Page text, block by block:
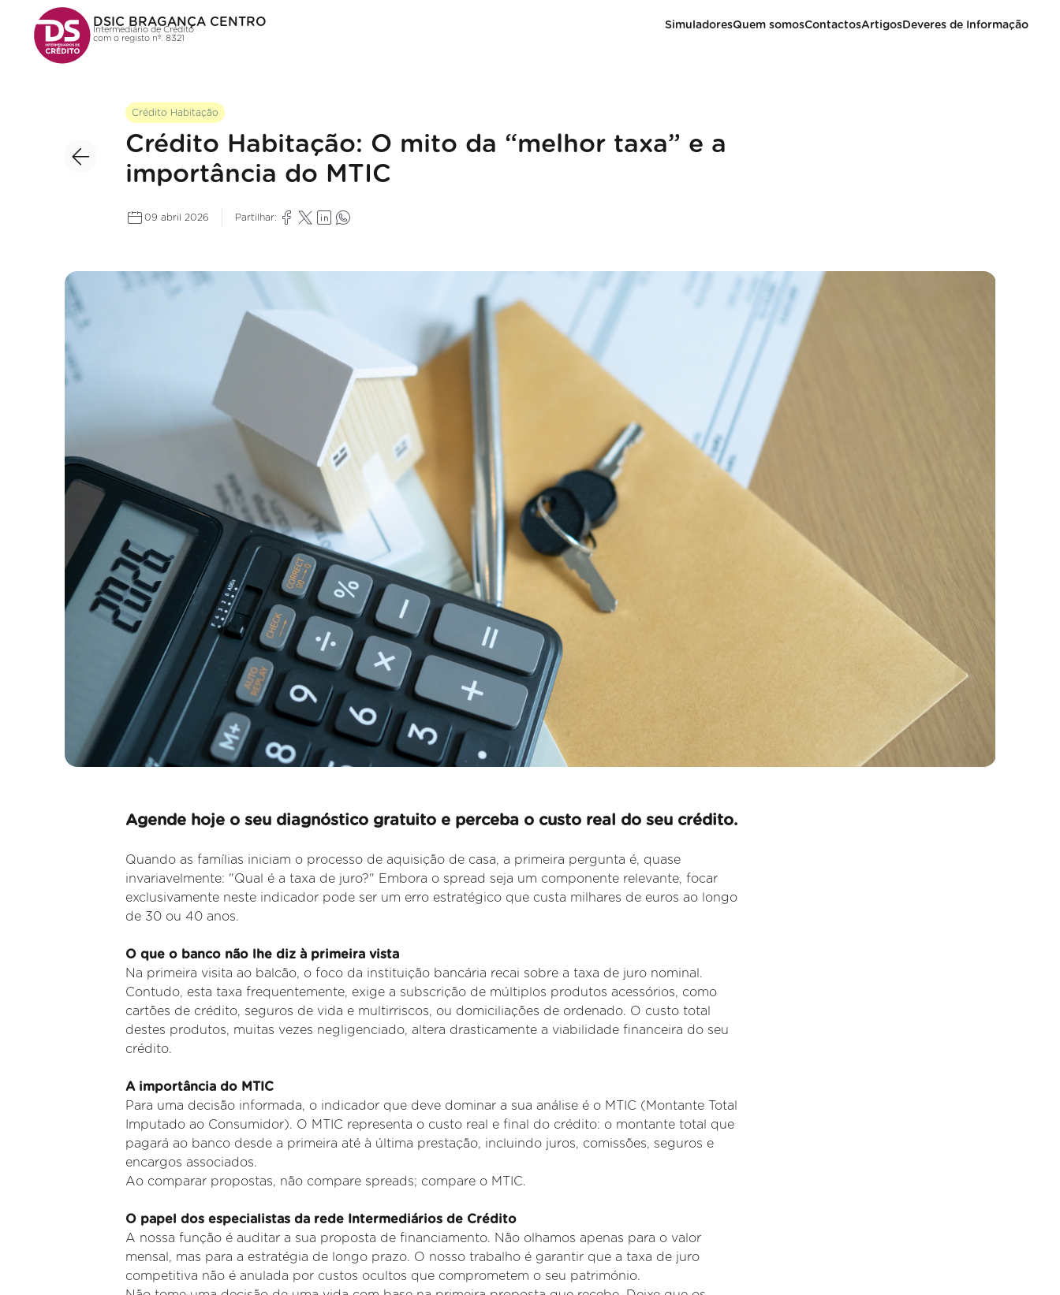
DSIC BRAGANÇA CENTRO
Intermediário de Crédito
com o registo nº. 8321
SimuladoresQuem somosContactosArtigosDeveres de Informação
Crédito Habitação
Crédito Habitação: O mito da “melhor taxa” e a
importância do MTIC
09 abril 2026 Partilhar:
Agende hoje o seu diagnóstico gratuito e perceba o custo real do seu crédito.
Quando as famílias iniciam o processo de aquisição de casa, a primeira pergunta é, quase
invariavelmente: "Qual é a taxa de juro?" Embora o spread seja um componente relevante, focar
exclusivamente neste indicador pode ser um erro estratégico que custa milhares de euros ao longo
de 30 ou 40 anos.
O que o banco não lhe diz à primeira vista
Na primeira visita ao balcão, o foco da instituição bancária recai sobre a taxa de juro nominal.
Contudo, esta taxa frequentemente, exige a subscrição de múltiplos produtos acessórios, como
cartões de crédito, seguros de vida e multirriscos, ou domiciliações de ordenado. O custo total
destes produtos, muitas vezes negligenciado, altera drasticamente a viabilidade financeira do seu
crédito.
A importância do MTIC
Para uma decisão informada, o indicador que deve dominar a sua análise é o MTIC (Montante Total
Imputado ao Consumidor). O MTIC representa o custo real e final do crédito: o montante total que
pagará ao banco desde a primeira até à última prestação, incluindo juros, comissões, seguros e
encargos associados.
Ao comparar propostas, não compare spreads; compare o MTIC.
O papel dos especialistas da rede Intermediários de Crédito
A nossa função é auditar a sua proposta de financiamento. Não olhamos apenas para o valor
mensal, mas para a estratégia de longo prazo. O nosso trabalho é garantir que a taxa de juro
competitiva não é anulada por custos ocultos que comprometem o seu património.